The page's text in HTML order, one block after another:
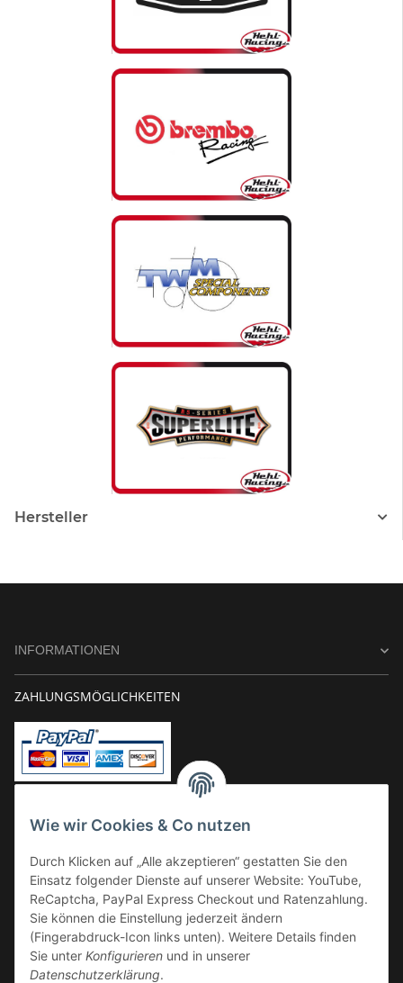
Wie wir Cookies & Co nutzen
Durch Klicken auf „Alle akzeptieren“ gestatten Sie den
Einsatz folgender Dienste auf unserer Website: YouTube,
ReCaptcha, PayPal Express Checkout und Ratenzahlung.
Sie können die Einstellung jederzeit ändern
(Fingerabdruck-Icon links unten). Weitere Details finden
Sie unter Konfigurieren und in unserer
Datenschutzerklärung.
Hersteller
INFORMATIONEN
ZAHLUNGSMÖGLICHKEITEN
Kauf auf Rechnung
VERSAND